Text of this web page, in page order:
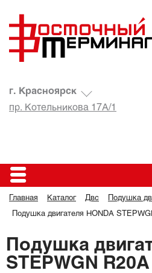
г. Красноярск
пр. Котельникова 17А/1
Главная Каталог Двс Подушка
Подушка двигателя HONDA
Подушка
STEPWGN R20A